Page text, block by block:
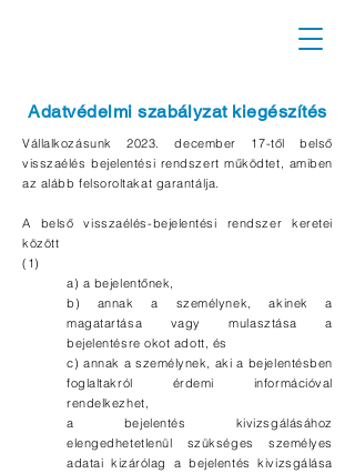
Adatvédelmi szabályzat kiegészítés
Vállalkozásunk 2023. december 17-től belső
visszaélés bejelentési rendszert működtet, amiben
az alább felsoroltakat garantálja.
A belső visszaélés-bejelentési rendszer keretei
között
(1)
a) a bejelentőnek,
b) annak a személynek, akinek a
magatartása vagy mulasztása a
bejelentésre okot adott, és
c) annak a személynek, aki a bejelentésben
foglaltakról érdemi információval
rendelkezhet,
a bejelentés kivizsgálásához
elengedhetetlenül szükséges személyes
adatai kizárólag a bejelentés kivizsgálása